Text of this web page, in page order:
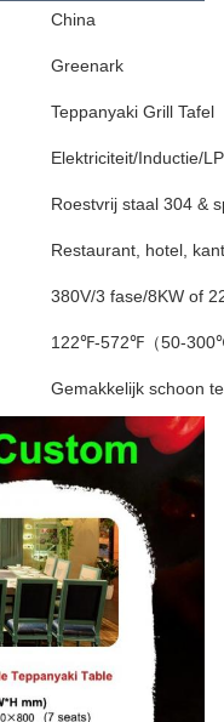
China
Greenark
Teppanyaki Grill Tafel
Elektriciteit/Inductie/
Roestvrij staal 304 &
Restaurant, hotel,
380V/3 fase/8KW of
122℉-572℉（50-
Gemakkelijk schoon